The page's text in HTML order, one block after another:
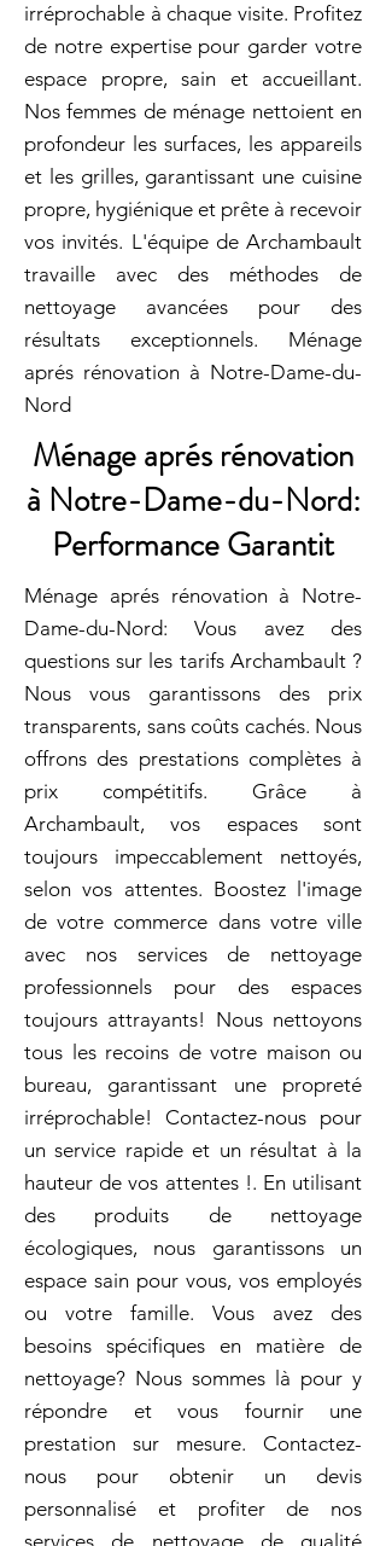
irréprochable à chaque visite. Profitez
de notre expertise pour garder votre
espace propre, sain et accueillant.
Nos femmes de ménage nettoient en
profondeur les surfaces, les appareils
et les grilles, garantissant une cuisine
propre, hygiénique et prête à recevoir
vos invités. L'équipe de Archambault
travaille avec des méthodes de
nettoyage avancées pour des
résultats exceptionnels. Ménage
aprés rénovation à Notre-Dame-du-
Nord
Ménage aprés rénovation
à Notre-Dame-du-Nord:
Performance Garantit
Ménage aprés rénovation à Notre-
Dame-du-Nord: Vous avez des
questions sur les tarifs Archambault ?
Nous vous garantissons des prix
transparents, sans coûts cachés. Nous
offrons des prestations complètes à
prix compétitifs. Grâce à
Archambault, vos espaces sont
toujours impeccablement nettoyés,
selon vos attentes. Boostez l'image
de votre commerce dans votre ville
avec nos services de nettoyage
professionnels pour des espaces
toujours attrayants! Nous nettoyons
tous les recoins de votre maison ou
bureau, garantissant une propreté
irréprochable! Contactez-nous pour
un service rapide et un résultat à la
hauteur de vos attentes !. En utilisant
des produits de nettoyage
écologiques, nous garantissons un
espace sain pour vous, vos employés
ou votre famille. Vous avez des
besoins spécifiques en matière de
nettoyage? Nous sommes là pour y
répondre et vous fournir une
prestation sur mesure. Contactez-
nous pour obtenir un devis
personnalisé et profiter de nos
services de nettoyage de qualité